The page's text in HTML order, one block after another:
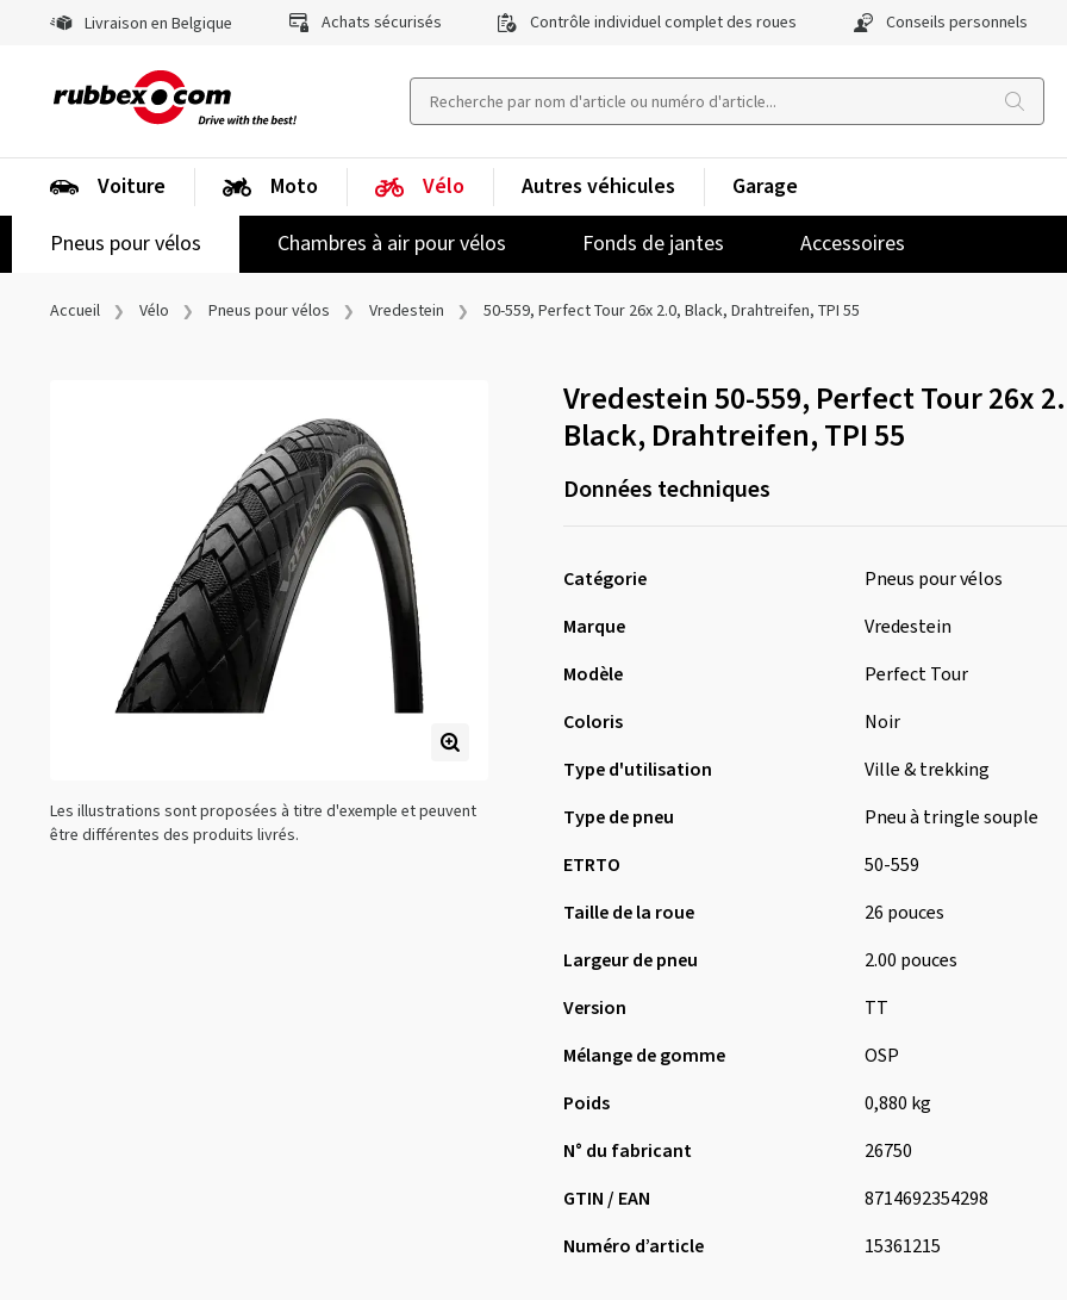
Livraison en Belgique Achats sécurisés Contrôle individuel complet des roues Conseils personnels
Voiture Moto
Vélo
Pneus pour vélos
Chambres à air pour vélos Fonds de jantes Accessoires
Autres véhicules Garage
Accueil Vélo Pneus pour vélos Vredestein 50-559, Perfect Tour 26x 2.0, Black, Drahtreifen, TPI 55
Les illustrations sont proposées à titre d'exemple et peuvent
être différentes des produits livrés.
Vredestein 50-559, Perfect Tour 26x
Black, Drahtreifen, TPI 55
Données techniques
Catégorie
Pneus pour vélos
Marque
Vredestein
Modèle
Perfect Tour
Coloris
Noir
Type d'utilisation
Ville & trekking
Type de pneu
Pneu à tringle souple
ETRTO
50-559
Taille de la roue
26 pouces
Largeur de pneu
2.00 pouces
Version
TT
Mélange de gomme
OSP
Poids
0,880 kg
N° du fabricant
26750
GTIN / EAN
8714692354298
Numéro d’article
15361215